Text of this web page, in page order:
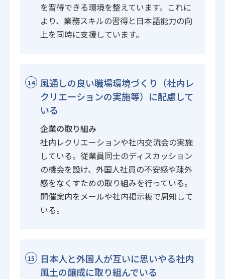
を習得できる環境を整えています。これに
より、業務スキルの習得と日本語能力の向
上を同時に支援しています。
14
風通しの良い職場環境づくり（社内レ
クリエーションの実施等）に配慮して
いる
企業の取り組み
社内レクリエーションや社内交流会の実施
している。従業員同士のディスカッション
の機会を設け、外国人社員の不安感や疎外
感をなくすための取り組みを行っている。
開催案内をメールや社内掲示板で周知して
いる。
15
日本人と外国人が互いに思いやる社内
風土の醸成に取り組んでいる